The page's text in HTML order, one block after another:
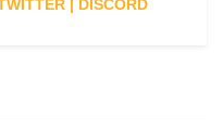
| DISCORD